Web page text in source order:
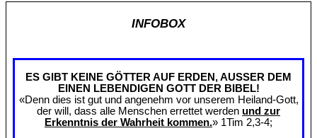
INFOBOX
ES GIBT KEINE GÖTTER AUF ERDEN, AUSSER DEM
EINEN LEBENDIGEN GOTT DER BIBEL!
«Denn dies ist gut und angenehm vor unserem Heiland-Gott,
der will, dass alle Menschen errettet werden und zur
Erkenntnis der Wahrheit kommen.» 1Tim 2,3-4;